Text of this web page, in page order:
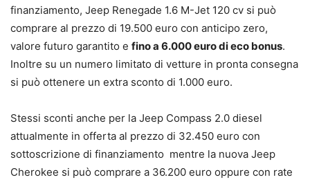
finanziamento, Jeep Renegade 1.6 M-Jet 120 cv si può
comprare al prezzo di 19.500 euro con anticipo zero,
valore futuro garantito e fino a 6.000 euro di eco bonus.
Inoltre su un numero limitato di vetture in pronta consegna
si può ottenere un extra sconto di 1.000 euro.
Stessi sconti anche per la Jeep Compass 2.0 diesel
attualmente in offerta al prezzo di 32.450 euro con
sottoscrizione di finanziamento mentre la nuova Jeep
Cherokee si può comprare a 36.200 euro oppure con rate